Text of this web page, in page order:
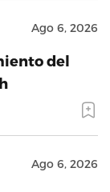
Ago 6, 2026
del
Ago 6, 2026